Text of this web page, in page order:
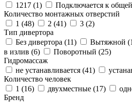
1217 (1) Подключается к
Количество монтажных отверстий
1 (48) 2 (41) 3 (2)
Тип дивертора
Без дивертора (11) Вытяжной (1
в излив (6) Поворотный (25)
Гидромассаж
не устанавливается (41)
Количество человек
1 (16) двухместные (17)
Бренд